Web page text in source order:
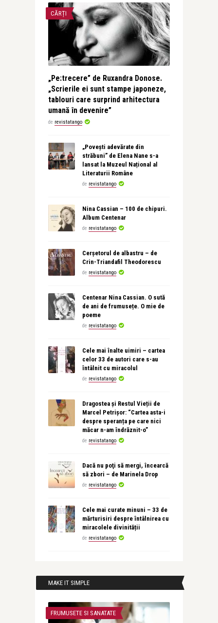
CĂRȚI
„Pe:trecere” de Ruxandra Donose.
„Scrierile ei sunt stampe japoneze,
tablouri care surprind arhitectura
umană în devenire”
de revistatango
„Povești adevărate din
străbuni” de Elena Nane s-a
lansat la Muzeul Național al
Literaturii Române
de revistatango
Nina Cassian – 100 de chipuri.
Album Centenar
de revistatango
Cerșetorul de albastru – de
Crin-Triandafil Theodorescu
de revistatango
Centenar Nina Cassian. O sută
de ani de frumusețe. O mie de
poeme
de revistatango
Cele mai înalte uimiri – cartea
celor 33 de autori care s-au
întâlnit cu miracolul
de revistatango
Dragostea și Restul Vieții de
Marcel Petrișor: “Cartea asta-i
despre speranța pe care nici
măcar n-am îndrăznit-o”
de revistatango
Dacă nu poţi să mergi, încearcă
să zbori – de Marinela Drop
de revistatango
Cele mai curate minuni – 33 de
mărturisiri despre întâlnirea cu
miracolele divinității
de revistatango
MAKE IT SIMPLE
FRUMUSETE SI SANATATE